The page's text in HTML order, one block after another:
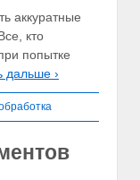
аккуратные
кто
попытке
дальше ›